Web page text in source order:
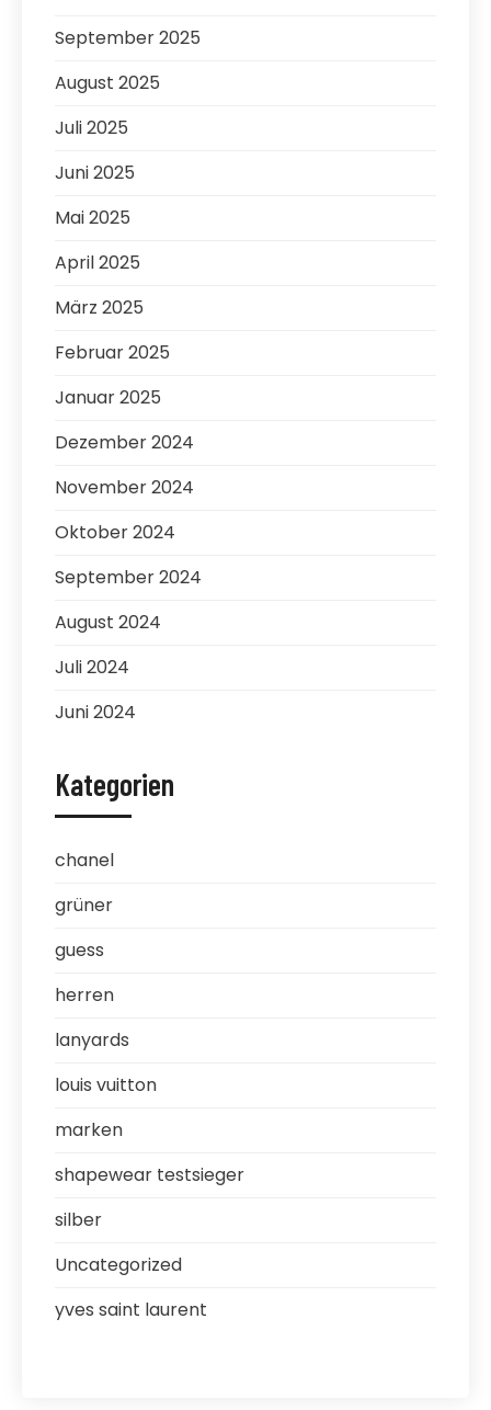
September 2025
August 2025
Juli 2025
Juni 2025
Mai 2025
April 2025
März 2025
Februar 2025
Januar 2025
Dezember 2024
November 2024
Oktober 2024
September 2024
August 2024
Juli 2024
Juni 2024
Kategorien
chanel
grüner
guess
herren
lanyards
louis vuitton
marken
shapewear testsieger
silber
Uncategorized
yves saint laurent